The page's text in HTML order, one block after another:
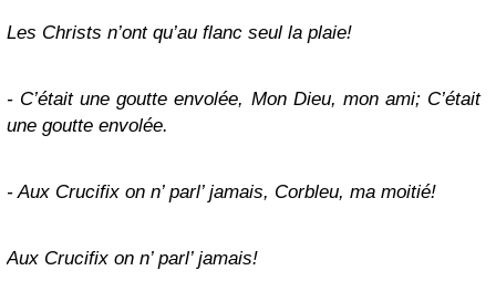
Les Christs n’ont qu’au flanc seul la plaie!
- C’était une goutte envolée, Mon Dieu, mon ami; C’était
une goutte envolée.
- Aux Crucifix on n’ parl’ jamais, Corbleu, ma moitié!
Aux Crucifix on n’ parl’ jamais!